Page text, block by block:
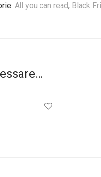
All you can read, Black
€ 13,90.
è: € 9,90.